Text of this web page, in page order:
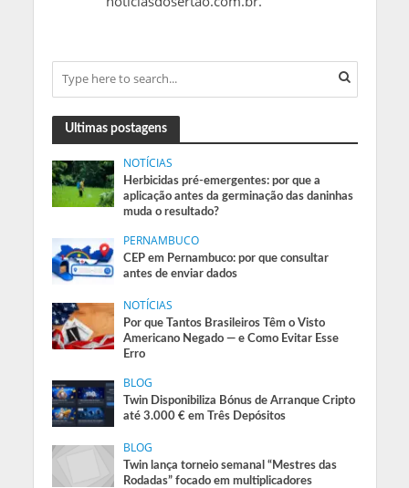
Ultimas postagens
NOTÍCIAS
Herbicidas pré-emergentes: por que a
aplicação antes da germinação das daninhas
muda o resultado?
PERNAMBUCO
CEP em Pernambuco: por que consultar
antes de enviar dados
NOTÍCIAS
Por que Tantos Brasileiros Têm o Visto
Americano Negado — e Como Evitar Esse
Erro
BLOG
Twin Disponibiliza Bónus de Arranque Cripto
até 3.000 € em Três Depósitos
BLOG
Twin lança torneio semanal “Mestres das
Rodadas” focado em multiplicadores